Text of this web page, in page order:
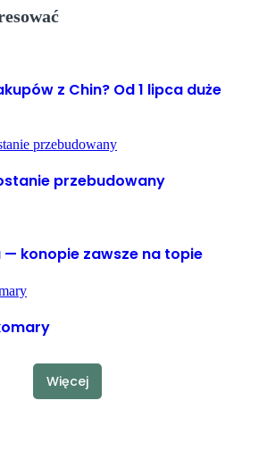
z Chin? Od 1 lipca duże
przebudowany
— konopie zawsze na topie
Więcej